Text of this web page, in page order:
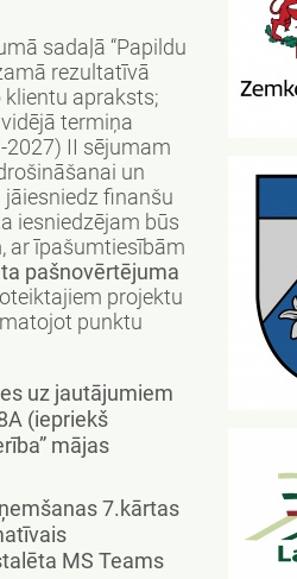
sadaļā “Papildu
rezultatīvā
apraksts;
termiņa
II sējumam
un
finanšu
iesniedzējam būs
ar īpašumtiesībām
pašnovērtējuma
projektu
punktu
uz jautājumiem
(iepriekš
mājas
7.kārtas
MS Teams